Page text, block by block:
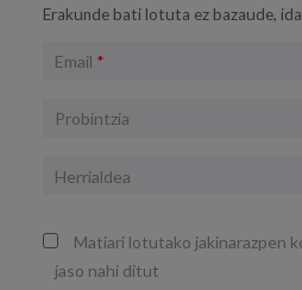
Erakunde bati lotuta ez bazaude,
Email *
Probintzia
Herrialdea
Matiari lotutako jakinarazpen
jaso nahi ditut